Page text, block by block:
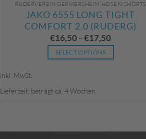
RUDERVEREIN GERMERSHEIM HOSEN/SHORTS
JAKO 6555 LONG TIGHT
COMFORT 2.0 (RUDERG)
€16,50 –€17,50
SELECT OPTIONS
weist
Die
inkl. MwSt.
Lieferzeit: beträgt ca. 4 Wochen